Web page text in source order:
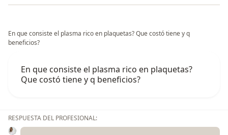
En que consiste el plasma rico en plaquetas? Que costó tiene y q
beneficios?
En que consiste el plasma rico en plaquetas?
Que costó tiene y q beneficios?
RESPUESTA DEL PROFESIONAL: